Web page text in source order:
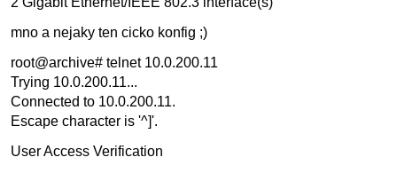
mno a nejaky ten cicko konfig ;)
root@archive# telnet 10.0.200.11
Trying 10.0.200.11...
Connected to 10.0.200.11.
Escape character is '^]'.
User Access Verification